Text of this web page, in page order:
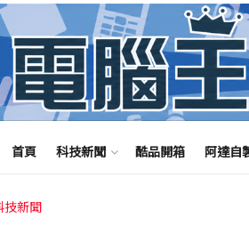
首頁 科技新聞 酷品開箱 阿達自
技新聞